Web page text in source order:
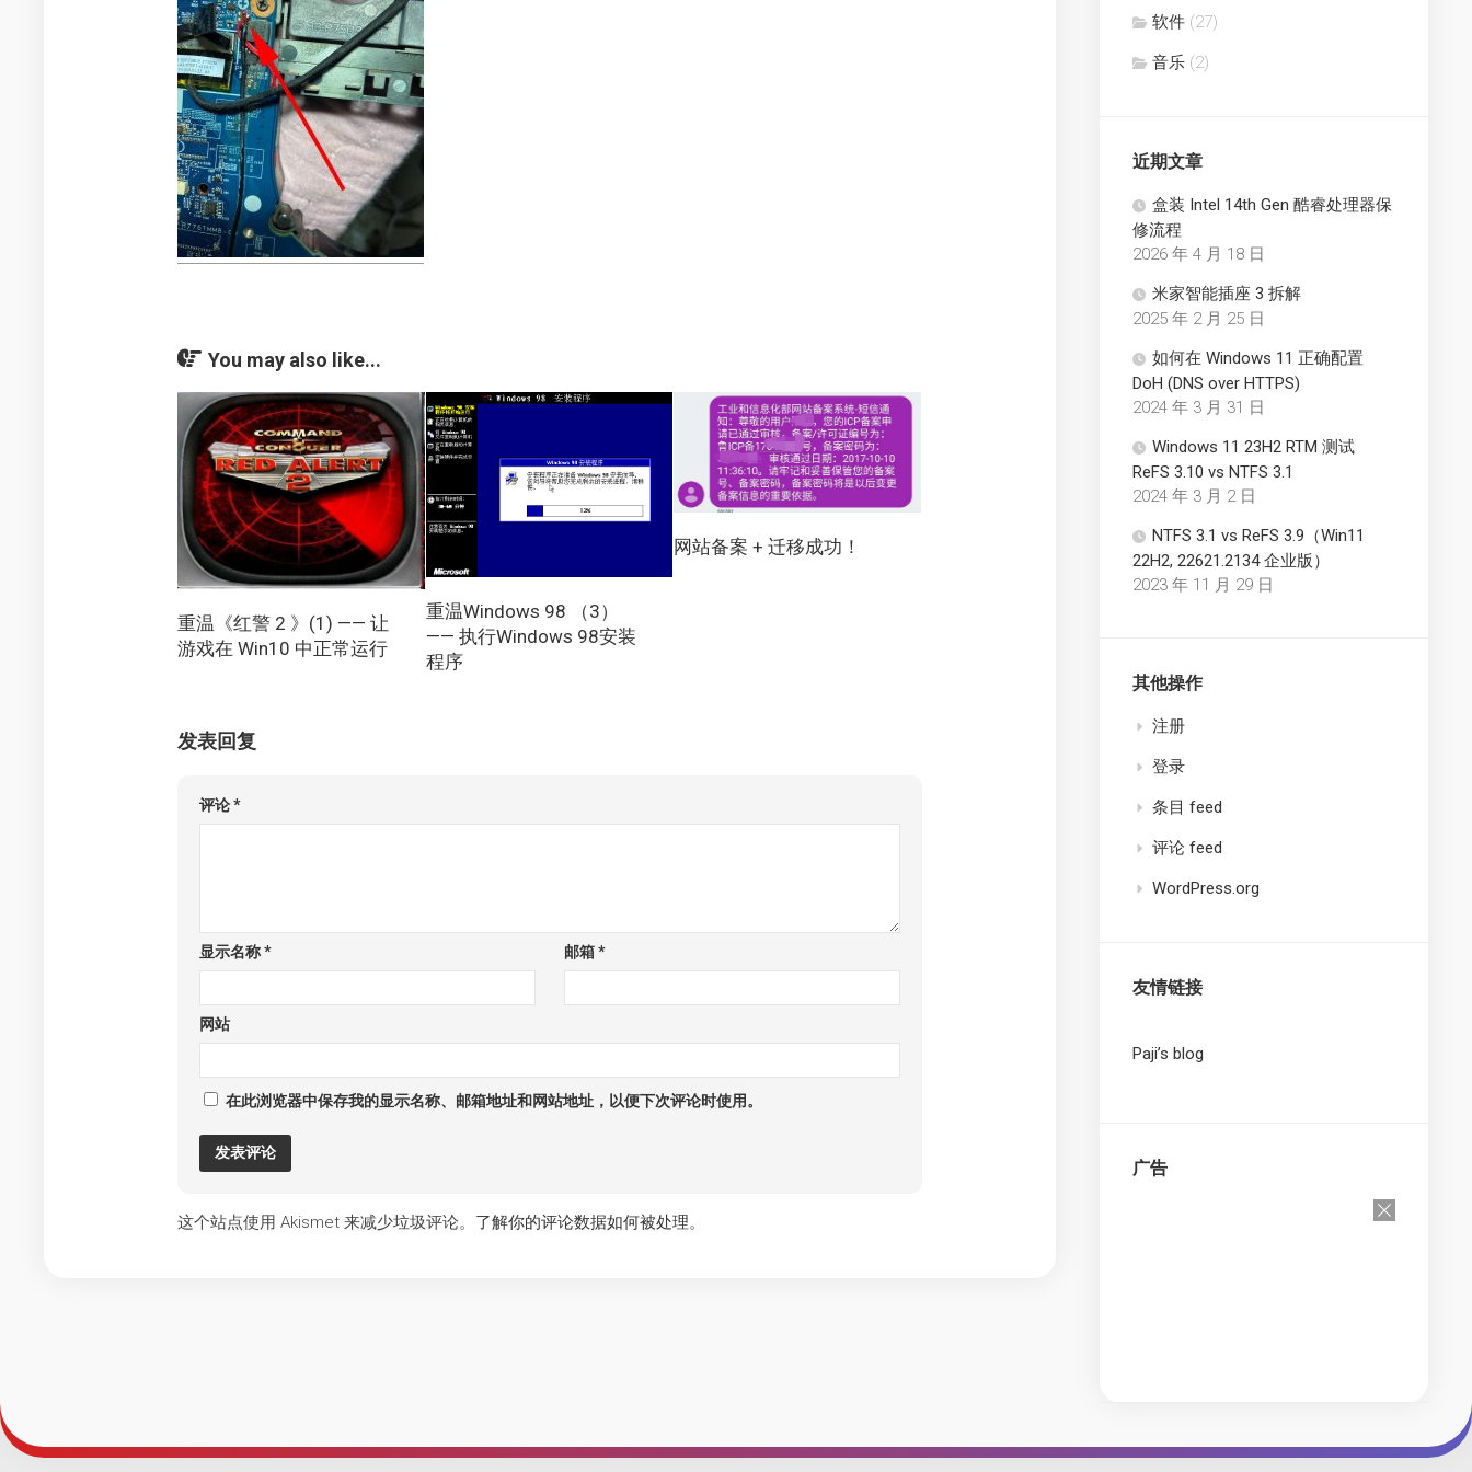
You may also like...
重温《红警 2 》(1) —— 让
游戏在 Win10 中正常运行
重温Windows 98 （3）
—— 执行Windows 98安装
程序
网站备案 + 迁移成功！
发表回复
评论*
显示名称* 邮箱*
网站
在此浏览器中保存我的显示名称、邮箱地址和网站地址，以便下次评论时使用。
这个站点使用 Akismet 来减少垃圾评论。 了解你的评论数据如何被处理。
软件 (27)
音乐 (2)
近期文章
盒装 Intel 14th Gen 酷睿处理器保
修流程
2026 年 4 月 18 日
米家智能插座 3 拆解
2025 年 2 月 25 日
如何在 Windows 11 正确配置
DoH (DNS over HTTPS)
2024 年 3 月 31 日
Windows 11 23H2 RTM 测试
ReFS 3.10 vs NTFS 3.1
2024 年 3 月 2 日
NTFS 3.1 vs ReFS 3.9（Win11
22H2, 22621.2134 企业版）
2023 年 11 月 29 日
其他操作
注册
登录
条目 feed
评论 feed
WordPress.org
友情链接
Paji’s blog
广告